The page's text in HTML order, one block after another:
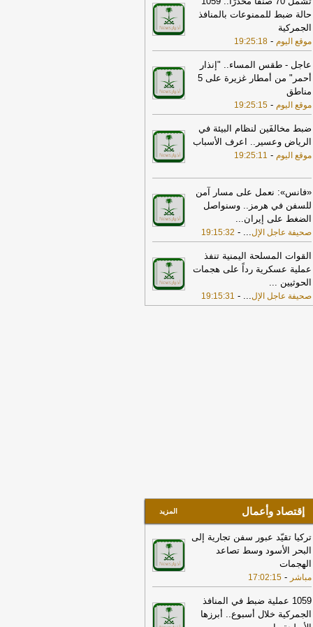
17:32
مؤشر سوق الأسهم السعودية
منخفضًا عند 10,811 نقطة
صحيفة
الإلكترونية
15:16
حرس الحدود بعسير يقبض على
إثيوبي لتهريبه 40 كيلوجرامًا من نبات القات
-
17:30
الخزانة الأميركية: رفع العقوبات
عن 3 كيانات ذات صلة بالحرس الثوري
17:12
روبيو يقول إنه لم يجر التوصل
أمله في التوصل إلى اتفاق قريبا جدا
21:52
إخماد حريقًا في مبنى تحت
بأبحر الجنوبية -صحيفة صدى
17:17
- جريدة الرياض
17:30
أسهم الرعاية الصحية والتأمين
على ارتفاعات السوق السعودي
حالة ضبط للممنوعات بالمنافذ
الجمركية
موقع اليوم -
19:25:18
عاجل - طقس المساء.. "إنذار
أحمر" من أمطار غزيرة على 5
مناطق
موقع اليوم -
19:25:15
ضبط مخالفَين لنظام البيئة في
الرياض وعسير.. اعرف الأسباب
موقع اليوم -
19:25:11
«فانس»: نعمل على مسار آمن
للسفن في هرمز.. وسنواصل
الضغط على إيران...
صحيفة عاجل الإل...
-
19:15:32
القوات المسلحة اليمنية تنفذ
عملية عسكرية رداً على هجمات
الحوثيين ...
صحيفة عاجل الإل...
-
19:15:31
إقتصاد وأعمال المزيد
تركيا تقيّد عبور سفن تجارية إلى
البحر الأسود وسط تصاعد
الهجمات
مباشر -
17:02:15
1059 عملية ضبط في المنافذ
الجمركية خلال أسبوع.. أبرزها